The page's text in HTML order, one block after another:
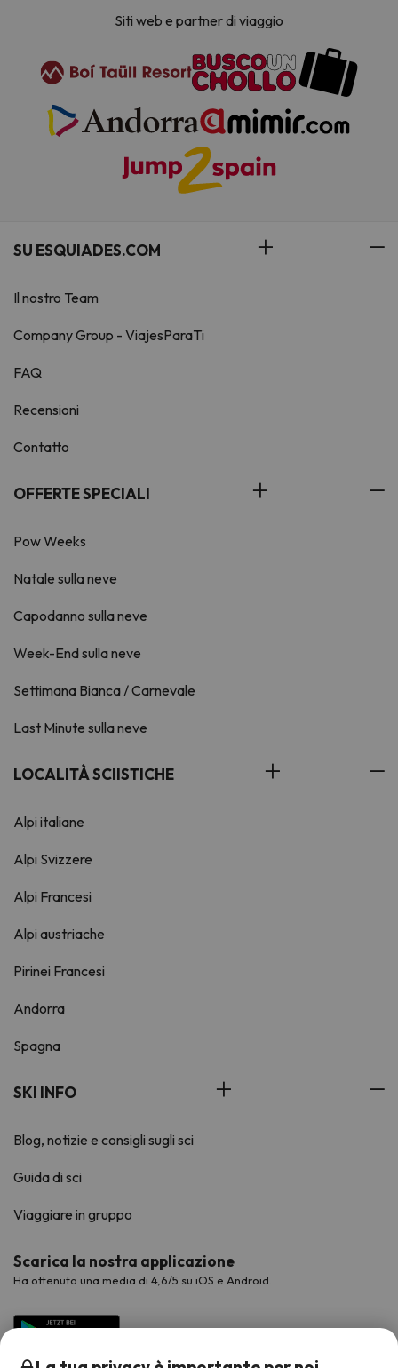
Siti web e partner di viaggio
SU ESQUIADES.COM
Il nostro Team
Company Group - ViajesParaTi
FAQ
Recensioni
Contatto
OFFERTE SPECIALI
Pow Weeks
Natale sulla neve
Capodanno sulla neve
Week-End sulla neve
Settimana Bianca / Carnevale
Last Minute sulla neve
LOCALITÀ SCIISTICHE
Alpi italiane
Alpi Svizzere
Alpi Francesi
Alpi austriache
Pirinei Francesi
Andorra
Spagna
SKI INFO
Blog, notizie e consigli sugli sci
Guida di sci
Viaggiare in gruppo
Scarica la nostra applicazione
Ha ottenuto una media di 4,6/5 su iOS e Android.